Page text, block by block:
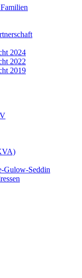
2024
2022
2019
Gulow-Seddin